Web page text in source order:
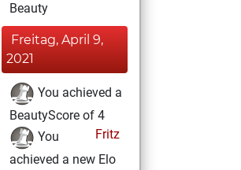
Beauty
Freitag, April 9,
2021
You achieved a
BeautyScore of 4
Fritz
You
achieved a new Elo